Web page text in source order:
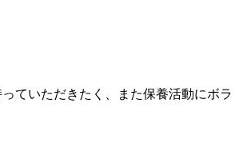
ていただきたく、また保養活動にボラ